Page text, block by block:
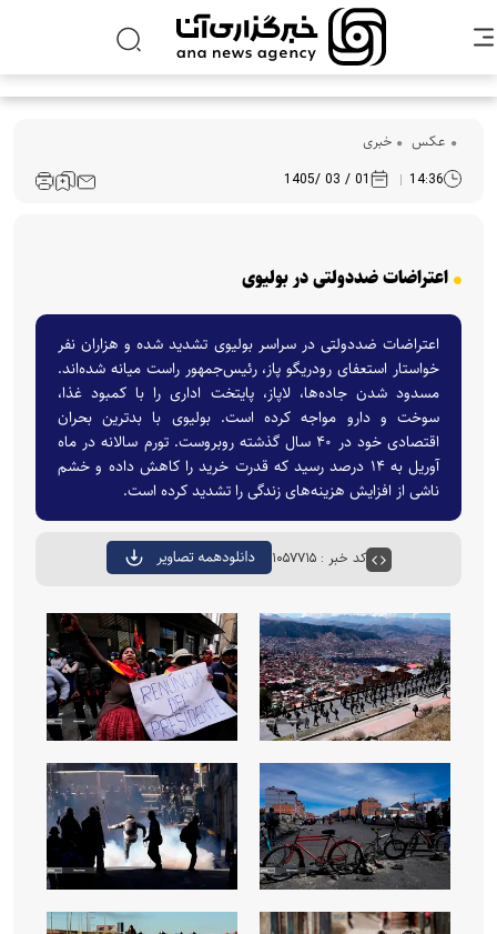
عکس خبری
14:36
01 / 03 /1405
اعتراضات ضددولتی در بولیوی
اعتراضات ضددولتی در سراسر بولیوی تشدید شده و هزاران نفر
خواستار استعفای رودریگو پاز، رئیس‌جمهور راست میانه شده‌اند.
مسدود شدن جاده‌ها، لاپاز، پایتخت اداری را با کمبود غذا،
سوخت و دارو مواجه کرده است. بولیوی با بدترین بحران
اقتصادی خود در ۴۰ سال گذشته روبروست. تورم سالانه در ماه
آوریل به ۱۴ درصد رسید که قدرت خرید را کاهش داده و خشم
ناشی از افزایش هزینه‌های زندگی را تشدید کرده است.
کد خبر : ۱۰۵۷۷۱۵